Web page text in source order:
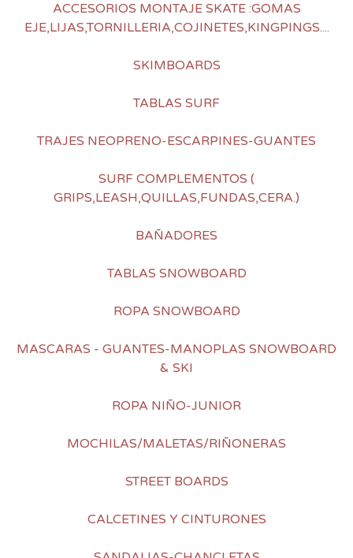
ACCESORIOS MONTAJE SKATE :GOMAS
EJE,LIJAS,TORNILLERIA,COJINETES,KINGPINGS....
SKIMBOARDS
TABLAS SURF
TRAJES NEOPRENO-ESCARPINES-GUANTES
SURF COMPLEMENTOS (
GRIPS,LEASH,QUILLAS,FUNDAS,CERA.)
BAÑADORES
TABLAS SNOWBOARD
ROPA SNOWBOARD
MASCARAS - GUANTES-MANOPLAS SNOWBOARD
& SKI
ROPA NIÑO-JUNIOR
MOCHILAS/MALETAS/RIÑONERAS
STREET BOARDS
CALCETINES Y CINTURONES